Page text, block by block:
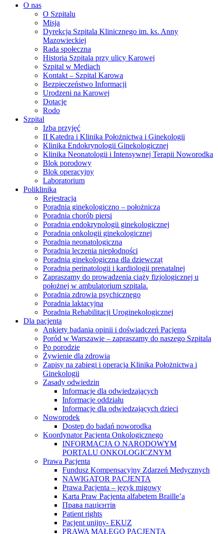
O nas
O Szpitalu
Misja
Dyrekcja Szpitala Klinicznego im. ks. Anny
Mazowieckiej
Rada społeczna
Historia Szpitala przy ulicy Karowej
Szpital w Mediach
Kontakt – Szpital Karowa
Bezpieczeństwo Informacji
Urodzeni na Karowej
Dotacje
Rodo
Szpital
Izba przyjęć
II Katedra i Klinika Położnictwa i Ginekologii
Klinika Endokrynologii Ginekologicznej
Klinika Neonatologii i Intensywnej Terapii Noworodka
Blok porodowy
Blok operacyjny
Laboratorium
Poliklinika
Rejestracja
Poradnia ginekologiczno – położnicza
Poradnia chorób piersi
Poradnia endokrynologii ginekologicznej
Poradnia onkologii ginekologicznej
Poradnia neonatologiczna
Poradnia leczenia niepłodności
Poradnia ginekologiczna dla dziewcząt
Poradnia perinatologii i kardiologii prenatalnej
Zapraszamy do prowadzenia ciąży fizjologicznej u
położnej w ambulatorium szpitala.
Poradnia zdrowia psychicznego
Poradnia laktacyjna
Poradnia Rehabilitacji Uroginekologicznej
Dla pacjenta
Ankiety badania opinii i doświadczeń Pacjenta
Poród w Warszawie – zapraszamy do naszego Szpitala
Po porodzie
Żywienie dla zdrowia
Zapisy na zabiegi i operacja Klinika Położnictwa i
Ginekologii
Zasady odwiedzin
Informacje dla odwiedzających
Informacje oddziału
Informacje dla odwiedzających dzieci
Noworodek
Dostęp do badań noworodka
Koordynator Pacjenta Onkologicznego
INFORMACJA O NARODOWYM
PORTALU ONKOLOGICZNYM
Prawa Pacjenta
Fundusz Kompensacyjny Zdarzeń Medycznych
NAWIGATOR PACJENTA
Prawa Pacjenta – język migowy
Karta Praw Pacjenta alfabetem Braille’a
Права пацієнтів
Patient rights
Pacjent unijny- EKUZ
PRAWA MAŁEGO PACJENTA